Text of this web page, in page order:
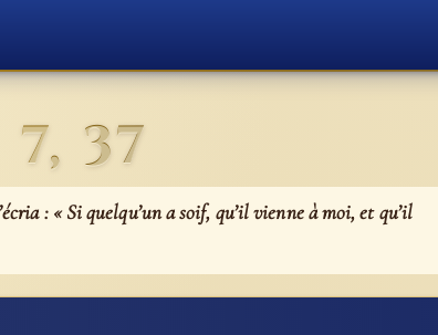
37
: « Si quelqu’un a soif, qu’il vienne à moi, et qu’il